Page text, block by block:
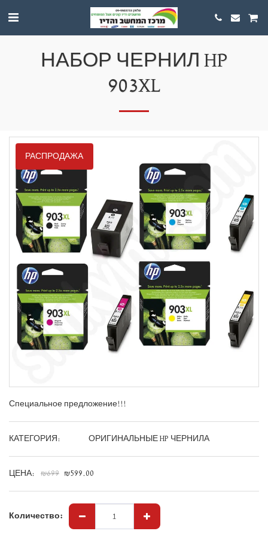
НАБОР ЧЕРНИЛ HP
903XL
РАСПРОДАЖА
Специальное предложение!!!
КАТЕГОРИЯ: ОРИГИНАЛЬНЫЕ HP ЧЕРНИЛА
ЦЕНА: ₪699 ₪599.00
Количество: